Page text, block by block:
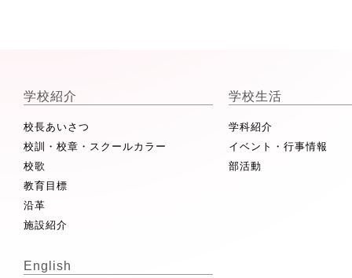
学校紹介
校長あいさつ
校訓・校章・スクールカラー
校歌
教育目標
沿革
施設紹介
学校生活
学科紹介
イベント・行事情報
部活動
English